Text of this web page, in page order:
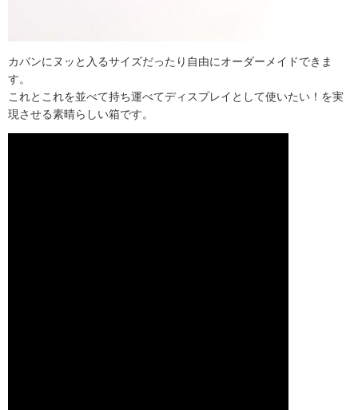
カバンにヌッと入るサイズだったり自由にオーダーメイドできま
す。
これとこれを並べて持ち運べてディスプレイとして使いたい！を実
現させる素晴らしい箱です。